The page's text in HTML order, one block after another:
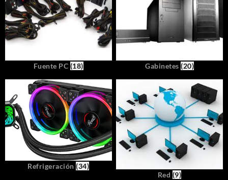
Fuente PC (18) Gabinetes(20)
Refrigeración(34)
Red (9)